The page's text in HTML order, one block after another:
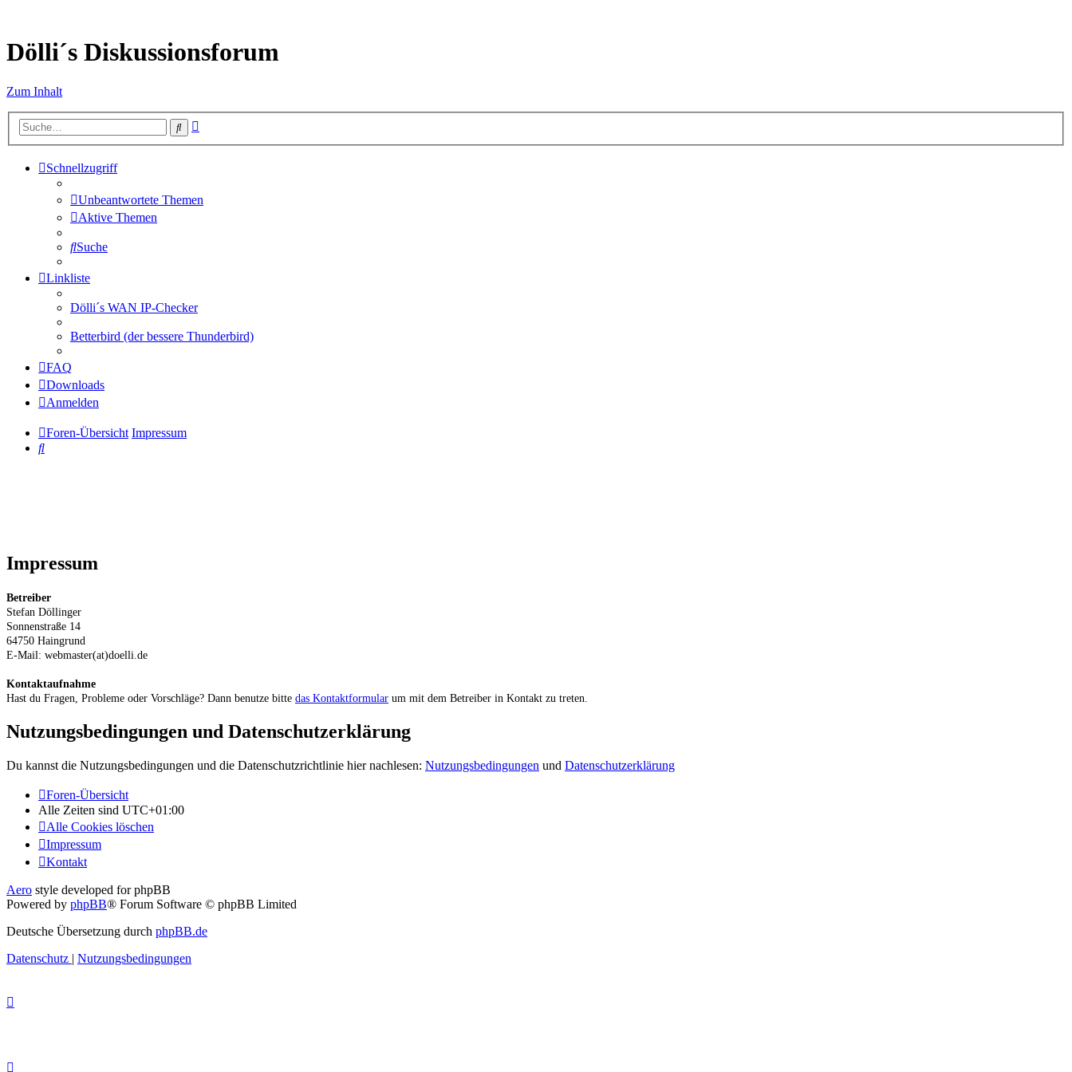
Dölli´s Diskussionsforum
Zum Inhalt
Suche
Schnellzugriff
Unbeantwortete Themen
Aktive Themen
Suche
Linkliste
Dölli´s WAN IP-Checker
Betterbird (der bessere Thunderbird)
FAQ
Downloads
Anmelden
Foren-Übersicht Impressum
Suche
Impressum
Betreiber
Stefan Döllinger
Sonnenstraße 14
64750 Haingrund
E-Mail: webmaster(at)doelli.de
Kontaktaufnahme
Hast du Fragen, Probleme oder Vorschläge? Dann benutze bitte das Kontaktformular um mit dem Betreiber in Kontakt zu treten.
Nutzungsbedingungen und Datenschutzerklärung
Du kannst die Nutzungsbedingungen und die Datenschutzrichtlinie hier nachlesen: Nutzungsbedingungen und Datenschutzerklärung
Foren-Übersicht
Alle Zeiten sind UTC+01:00
Alle Cookies löschen
Impressum
Kontakt
Aero style developed for phpBB
Powered by phpBB® Forum Software © phpBB Limited
Deutsche Übersetzung durch phpBB.de
Datenschutz | Nutzungsbedingungen